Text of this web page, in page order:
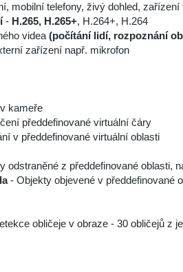
mobilní telefony, živý dohled, zařízení
- H.265, H.265+, H.264+, H.264
videa (počítání lidí, rozpoznání
zařízení např. mikrofon
kameře
předdefinované virtuální čáry
v předdefinované virtuální oblasti
odstraněné z předdefinované oblasti,
- Objekty objevené v předdefinované
obličeje v obraze - 30 obličejů z